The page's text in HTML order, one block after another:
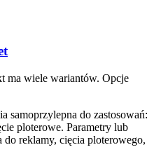
ma wiele wariantów. Opcje
do zastosowań:
ploterowe. Parametry lub
do reklamy, cięcia ploterowego,